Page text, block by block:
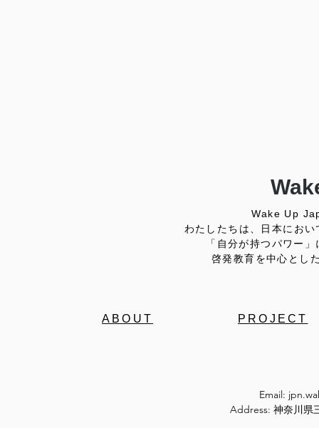
Wake Up
わたしたちは、日本にお
「自分が持つパワー
啓発教育を中心とし
ABOUT PROJECT
Email:
Address: 神奈川県